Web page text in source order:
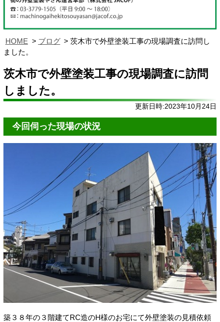
HOME ブログ
茨木市で外壁塗装工事の現場調査に訪問し
ました。
茨木市で外壁塗装工事の現場調査に訪問
しました。
更新日時:2023年10月24日
今回伺った現場の状況
築３８年の３階建てRC造のH様のお宅にて外壁塗装の見積依頼